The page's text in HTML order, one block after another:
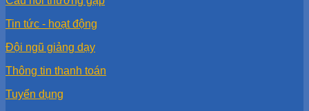
Tin tức - hoạt động
Đội ngũ giảng dạy
Thông tin thanh toán
Tuyển dụng